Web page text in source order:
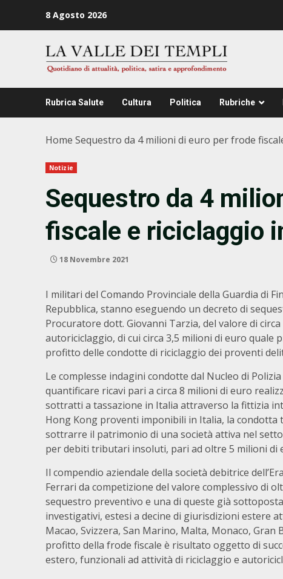
8 Agosto 2026
Rubrica Salute Cultura Politica Rubriche
Home Sequestro da 4 milioni di euro per frode
Notizie
Sequestro da 4
fiscale e riciclaggio
18 Novembre 2021
I militari del Comando Provinciale della Guardia di
Repubblica, stanno eseguendo un decreto di
Procuratore dott. Giovanni Tarzia, del valore di
autoriciclaggio, di cui circa 3,5 milioni di euro quale
profitto delle condotte di riciclaggio dei proventi
Le complesse indagini condotte dal Nucleo di
quantificare ricavi pari a circa 8 milioni di euro
sottratti a tassazione in Italia attraverso la fittizia
Hong Kong proventi imponibili in Italia, la condotta
sottrarre il patrimonio di una società attiva nel
per debiti tributari insoluti, pari ad oltre 5 milioni di
Il compendio aziendale della società debitrice
Ferrari da competizione del valore complessivo di
sequestro preventivo e una di queste già
investigativi, estesi a decine di giurisdizioni estere
Macao, Svizzera, San Marino, Malta, Monaco,
profitto della frode fiscale è risultato oggetto di
estero, funzionali ad attività di riciclaggio e